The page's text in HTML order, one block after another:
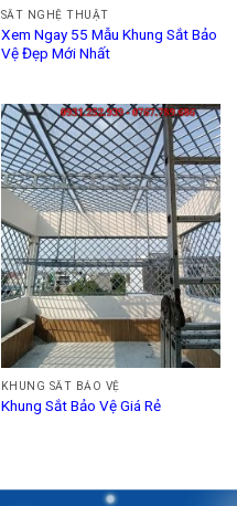
SẮT NGHỆ THUẬT
Xem Ngay 55 Mẫu Khung Sắt Bảo
Vệ Đẹp Mới Nhất
KHUNG SẮT BẢO VỆ
Khung Sắt Bảo Vệ Giá Rẻ